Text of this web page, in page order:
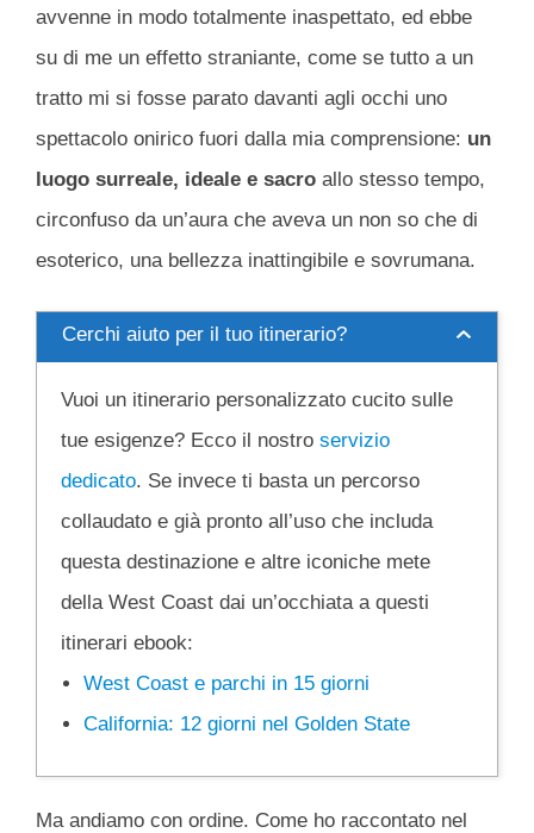
avvenne in modo totalmente inaspettato, ed ebbe
su di me un effetto straniante, come se tutto a un
tratto mi si fosse parato davanti agli occhi uno
spettacolo onirico fuori dalla mia comprensione: un
luogo surreale, ideale e sacro allo stesso tempo,
circonfuso da un’aura che aveva un non so che di
esoterico, una bellezza inattingibile e sovrumana.
Cerchi aiuto per il tuo itinerario?
Vuoi un itinerario personalizzato cucito sulle
tue esigenze? Ecco il nostro servizio
dedicato. Se invece ti basta un percorso
collaudato e già pronto all’uso che includa
questa destinazione e altre iconiche mete
della West Coast dai un’occhiata a questi
itinerari ebook:
West Coast e parchi in 15 giorni
California: 12 giorni nel Golden State
Ma andiamo con ordine. Come ho raccontato nel